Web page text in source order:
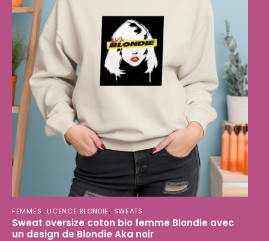
FEMMES, LICENCE BLONDIE, SWEATS
Sweat oversize coton bio femme Blondie avec
un design de Blondie Aka noir